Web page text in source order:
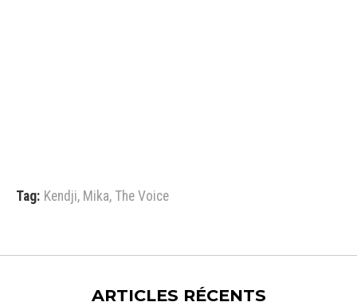
Tag: Kendji, Mika, The Voice
ARTICLES RÉCENTS